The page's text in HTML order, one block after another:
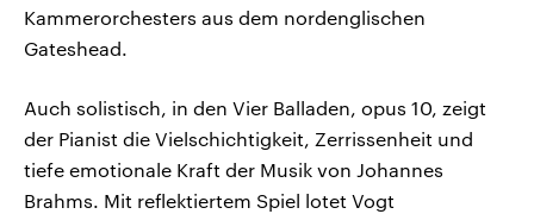
Kammerorchesters aus dem nordenglischen
Gateshead.
Auch solistisch, in den Vier Balladen, opus 10, zeigt
der Pianist die Vielschichtigkeit, Zerrissenheit und
tiefe emotionale Kraft der Musik von Johannes
Brahms. Mit reflektiertem Spiel lotet Vogt